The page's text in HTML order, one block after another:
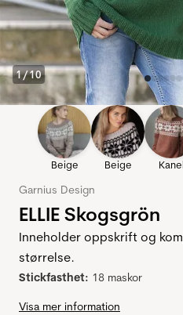
1/10
Beige Beige Kanel
Garnius Design
ELLIE Skogsgrön
Inneholder oppskrift og
størrelse.
Stickfasthet: 18 maskor
Visa mer information